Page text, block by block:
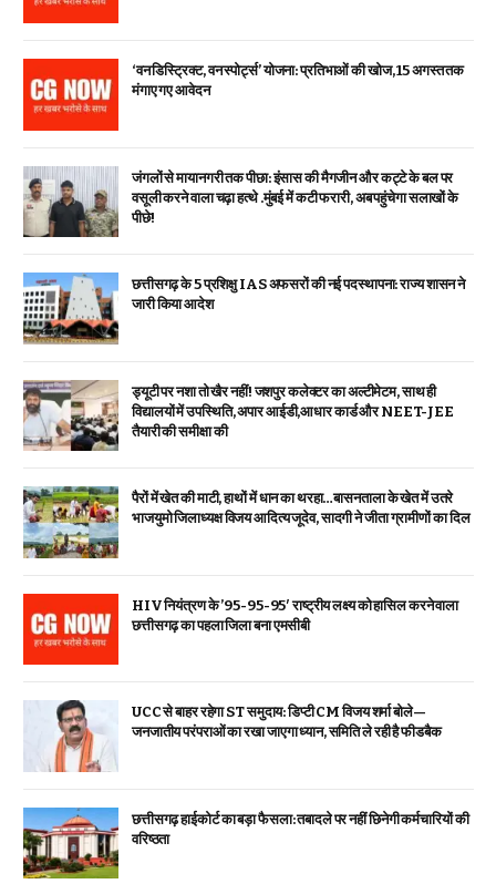
‘वन डिस्ट्रिक्ट, वन स्पोर्ट्स’ योजना: प्रतिभाओं की खोज, 15 अगस्त तक
मंगाए गए आवेदन
जंगलों से मायानगरी तक पीछा: इंसास की मैगजीन और कट्टे के बल पर
वसूली करने वाला चढ़ा हत्थे .मुंबई में कटी फरारी, अब पहुंचेगा सलाखों के
पीछे!
छत्तीसगढ़ के 5 प्रशिक्षु IAS अफसरों की नई पदस्थापना: राज्य शासन ने
जारी किया आदेश
ड्यूटी पर नशा तो खैर नहीं! जशपुर कलेक्टर का अल्टीमेटम, साथ ही
विद्यालयों में उपस्थिति, अपार आईडी,आधार कार्ड और NEET-JEE
तैयारी की समीक्षा की
पैरों में खेत की माटी, हाथों में धान का थरहा…बासनताला के खेत में उतरे
भाजयुमो जिलाध्यक्ष विजय आदित्य जूदेव, सादगी ने जीता ग्रामीणों का दिल
HIV नियंत्रण के ’95-95-95′ राष्ट्रीय लक्ष्य को हासिल करने वाला
छत्तीसगढ़ का पहला जिला बना एमसीबी
UCC से बाहर रहेगा ST समुदाय: डिप्टी CM विजय शर्मा बोले—
जनजातीय परंपराओं का रखा जाएगा ध्यान, समिति ले रही है फीडबैक
छत्तीसगढ़ हाईकोर्ट का बड़ा फैसला: तबादले पर नहीं छिनेगी कर्मचारियों की
वरिष्ठता